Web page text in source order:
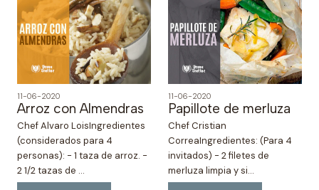
11-06-2020
Arroz con Almendras
Chef Alvaro LoisIngredientes
(considerados para 4
personas): - 1 taza de arroz. -
2 1/2 tazas de ...
11-06-2020
Papillote de merluza
Chef Cristian
CorreaIngredientes: (Para 4
invitados) - 2 filetes de
merluza limpia y si...